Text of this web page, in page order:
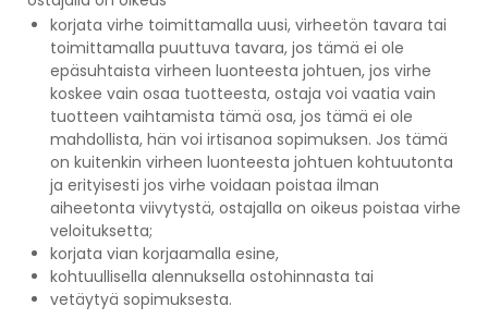
korjata virhe toimittamalla uusi, virheetön tavara tai
toimittamalla puuttuva tavara, jos tämä ei ole
epäsuhtaista virheen luonteesta johtuen, jos virhe
koskee vain osaa tuotteesta, ostaja voi vaatia vain
tuotteen vaihtamista tämä osa, jos tämä ei ole
mahdollista, hän voi irtisanoa sopimuksen. Jos tämä
on kuitenkin virheen luonteesta johtuen kohtuutonta
ja erityisesti jos virhe voidaan poistaa ilman
aiheetonta viivytystä, ostajalla on oikeus poistaa virhe
veloituksetta;
korjata vian korjaamalla esine,
kohtuullisella alennuksella ostohinnasta tai
vetäytyä sopimuksesta.